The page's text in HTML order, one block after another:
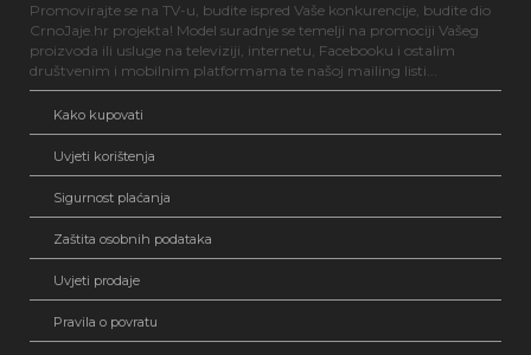
Promovirajte se na TV-u, budite ispred Vaše konkurencije, budite dio
CrnoJaje.hr projekta! Model suradnje se temelji na promociji Vašeg
proizvoda ili usluge na televiziji, internetu, Facebooku i ostalim
društvenim i mobilnim platformama te našoj mailing listi...
Kako kupovati
Uvjeti korištenja
Sigurnost plaćanja
Zaštita osobnih podataka
Uvjeti prodaje
Pravila o povratu